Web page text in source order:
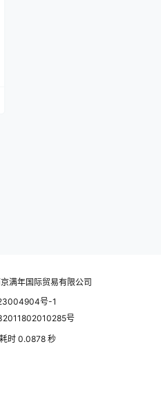
满年国际贸易有限公司
号-1
号
时 0.0878 秒